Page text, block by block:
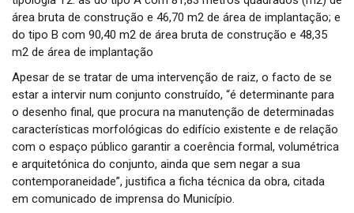
área bruta de construção e 46,70 m2 de área de implantação; e
do tipo B com 90,40 m2 de área bruta de construção e 48,35
m2 de área de implantação
Apesar de se tratar de uma intervenção de raiz, o facto de se
estar a intervir num conjunto construído, “é determinante para
o desenho final, que procura na manutenção de determinadas
características morfológicas do edifício existente e de relação
com o espaço público garantir a coerência formal, volumétrica
e arquitetónica do conjunto, ainda que sem negar a sua
contemporaneidade”, justifica a ficha técnica da obra, citada
em comunicado de imprensa do Município.